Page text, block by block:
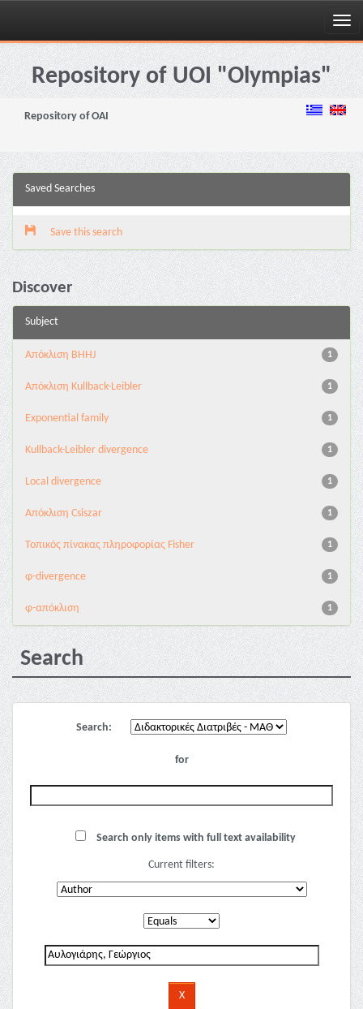
Skip
navigationRepository of UOI "Olympias"
Repository of OAI
Saved Searches
Save this search
Discover
Subject
1
Aπόκλιση BHHJ
1
Aπόκλιση Kullback-Leibler
1
Exponential family
1
Kullback-Leibler divergence
1
Local divergence
1
Απόκλιση Csiszar
1
Τοπικός πίνακας πληροφορίας Fisher
1
φ-divergence
1
φ-απόκλιση
Search
Search:
for
Search only items with full text availability
Current filters: